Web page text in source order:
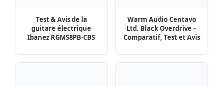
Test & Avis de la
guitare électrique
Ibanez RGMS8PB-CBS
Warm Audio Centavo
Ltd. Black Overdrive –
Comparatif, Test et Avis